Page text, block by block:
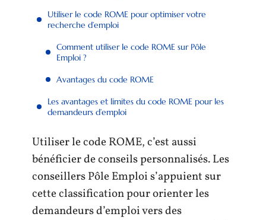
Utiliser le code ROME pour optimiser votre
recherche d’emploi
Comment utiliser le code ROME sur Pôle
Emploi ?
Avantages du code ROME
Les avantages et limites du code ROME pour les
demandeurs d’emploi
Utiliser le code ROME, c’est aussi
bénéficier de conseils personnalisés. Les
conseillers Pôle Emploi s’appuient sur
cette classification pour orienter les
demandeurs d’emploi vers des